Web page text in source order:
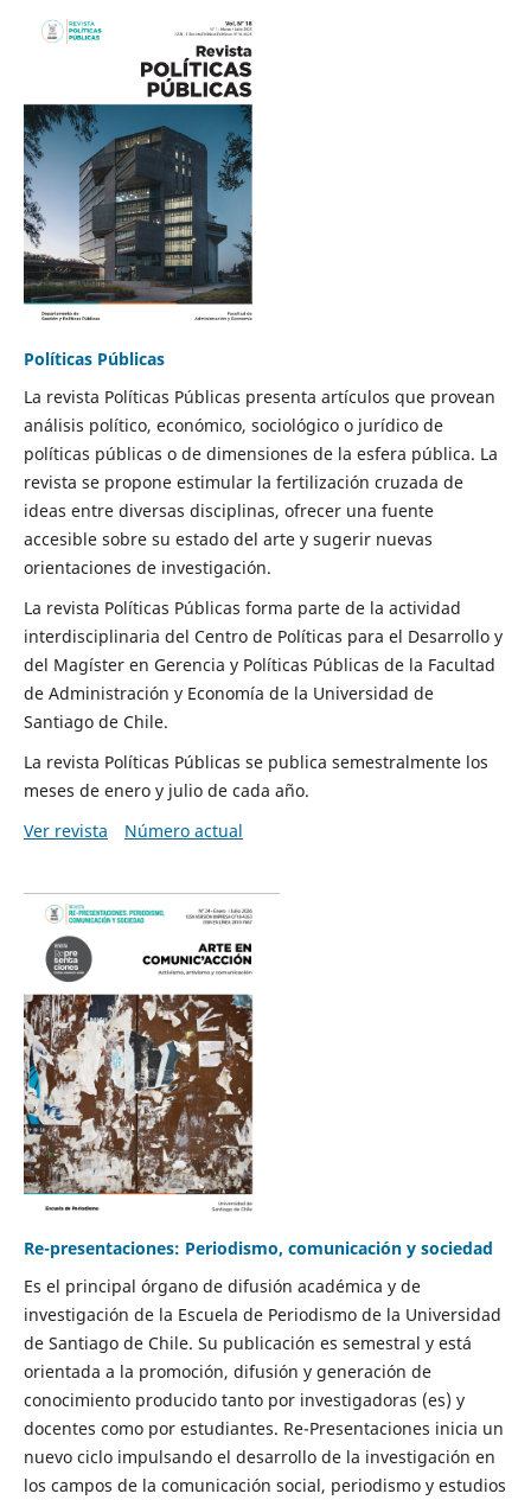
Políticas Públicas
La revista Políticas Públicas presenta artículos que provean
análisis político, económico, sociológico o jurídico de
políticas públicas o de dimensiones de la esfera pública. La
revista se propone estimular la fertilización cruzada de
ideas entre diversas disciplinas, ofrecer una fuente
accesible sobre su estado del arte y sugerir nuevas
orientaciones de investigación.
La revista Políticas Públicas forma parte de la actividad
interdisciplinaria del Centro de Políticas para el Desarrollo y
del Magíster en Gerencia y Políticas Públicas de la Facultad
de Administración y Economía de la Universidad de
Santiago de Chile.
La revista Políticas Públicas se publica semestralmente los
meses de enero y julio de cada año.
Ver revista
Número actual
Re-presentaciones: Periodismo, comunicación y sociedad
Es el principal órgano de difusión académica y de
investigación de la Escuela de Periodismo de la Universidad
de Santiago de Chile. Su publicación es semestral y está
orientada a la promoción, difusión y generación de
conocimiento producido tanto por investigadoras (es) y
docentes como por estudiantes. Re-Presentaciones inicia un
nuevo ciclo impulsando el desarrollo de la investigación en
los campos de la comunicación social, periodismo y estudios